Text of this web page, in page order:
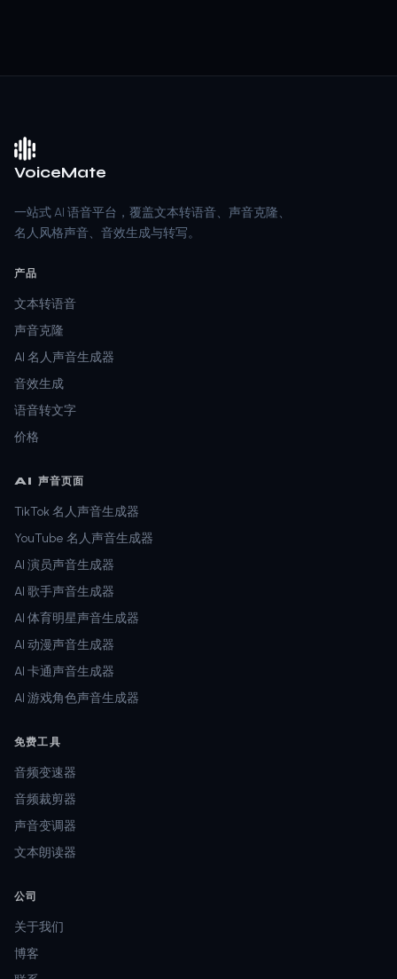
VoiceMate
一站式 AI 语音平台，覆盖文本转语音、声音克隆、
名人风格声音、音效生成与转写。
产品
文本转语音
声音克隆
AI 名人声音生成器
音效生成
语音转文字
价格
AI 声音页面
TikTok 名人声音生成器
YouTube 名人声音生成器
AI 演员声音生成器
AI 歌手声音生成器
AI 体育明星声音生成器
AI 动漫声音生成器
AI 卡通声音生成器
AI 游戏角色声音生成器
免费工具
音频变速器
音频裁剪器
声音变调器
文本朗读器
公司
关于我们
博客